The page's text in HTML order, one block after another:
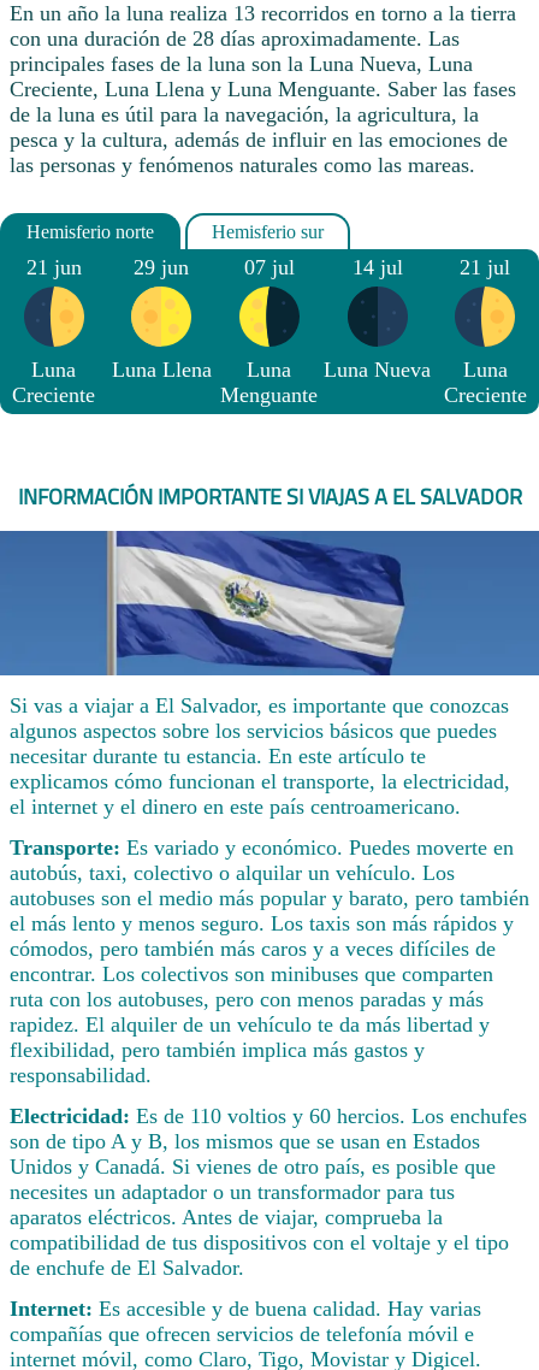
En un año la luna realiza 13 recorridos en torno a la tierra
con una duración de 28 días aproximadamente. Las
principales fases de la luna son la Luna Nueva, Luna
Creciente, Luna Llena y Luna Menguante. Saber las fases
de la luna es útil para la navegación, la agricultura, la
pesca y la cultura, además de influir en las emociones de
las personas y fenómenos naturales como las mareas.
21 jun
Luna
Creciente
29 jun
Luna Llena
07 jul
Luna
Menguante
14 jul
Luna Nueva
21 jul
Luna
Creciente
INFORMACIÓN IMPORTANTE SI VIAJAS A EL SALVADOR
Si vas a viajar a El Salvador, es importante que conozcas
algunos aspectos sobre los servicios básicos que puedes
necesitar durante tu estancia. En este artículo te
explicamos cómo funcionan el transporte, la electricidad,
el internet y el dinero en este país centroamericano.
Transporte: Es variado y económico. Puedes moverte en
autobús, taxi, colectivo o alquilar un vehículo. Los
autobuses son el medio más popular y barato, pero también
el más lento y menos seguro. Los taxis son más rápidos y
cómodos, pero también más caros y a veces difíciles de
encontrar. Los colectivos son minibuses que comparten
ruta con los autobuses, pero con menos paradas y más
rapidez. El alquiler de un vehículo te da más libertad y
flexibilidad, pero también implica más gastos y
responsabilidad.
Electricidad: Es de 110 voltios y 60 hercios. Los enchufes
son de tipo A y B, los mismos que se usan en Estados
Unidos y Canadá. Si vienes de otro país, es posible que
necesites un adaptador o un transformador para tus
aparatos eléctricos. Antes de viajar, comprueba la
compatibilidad de tus dispositivos con el voltaje y el tipo
de enchufe de El Salvador.
Internet: Es accesible y de buena calidad. Hay varias
compañías que ofrecen servicios de telefonía móvil e
internet móvil, como Claro, Tigo, Movistar y Digicel.